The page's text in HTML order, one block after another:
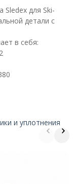
Sledex для Ski-
детали с
в себя:
и уплотнения